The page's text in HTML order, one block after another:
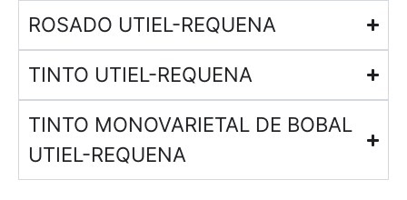
ROSADO UTIEL-REQUENA
TINTO UTIEL-REQUENA
TINTO MONOVARIETAL DE BOBAL
UTIEL-REQUENA